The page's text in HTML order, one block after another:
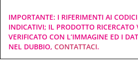
IMPORTANTE: I RIFERIMENTI AI
INDICATIVI; IL PRODOTTO RICERCATO
VERIFICATO CON L’IMMAGINE ED I
NEL DUBBIO, CONTATTACI.